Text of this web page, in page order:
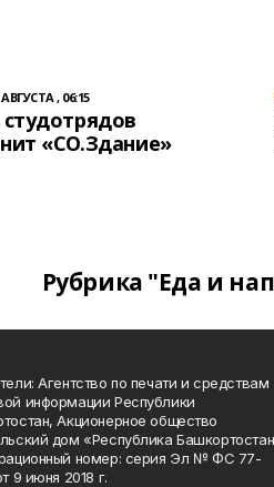
АВГУСТА , 06:15
«СО.Здание»
Рубрика "Еда и
Агентство по печати и средствам
информации Республики
Акционерное общество
дом «Республика
номер: серия Эл № ФС 77-
9 июня 2018 г.